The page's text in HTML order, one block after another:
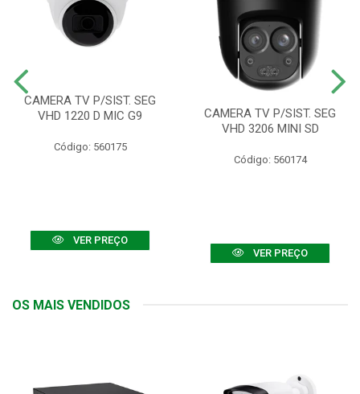
CAMERA TV P/SIST. SEG
VHD 1220 D MIC G9
Código: 560175
VER PREÇO
CAMERA TV P/SIST. SEG
VHD 3206 MINI SD
Código: 560174
VER PREÇO
OS MAIS VENDIDOS